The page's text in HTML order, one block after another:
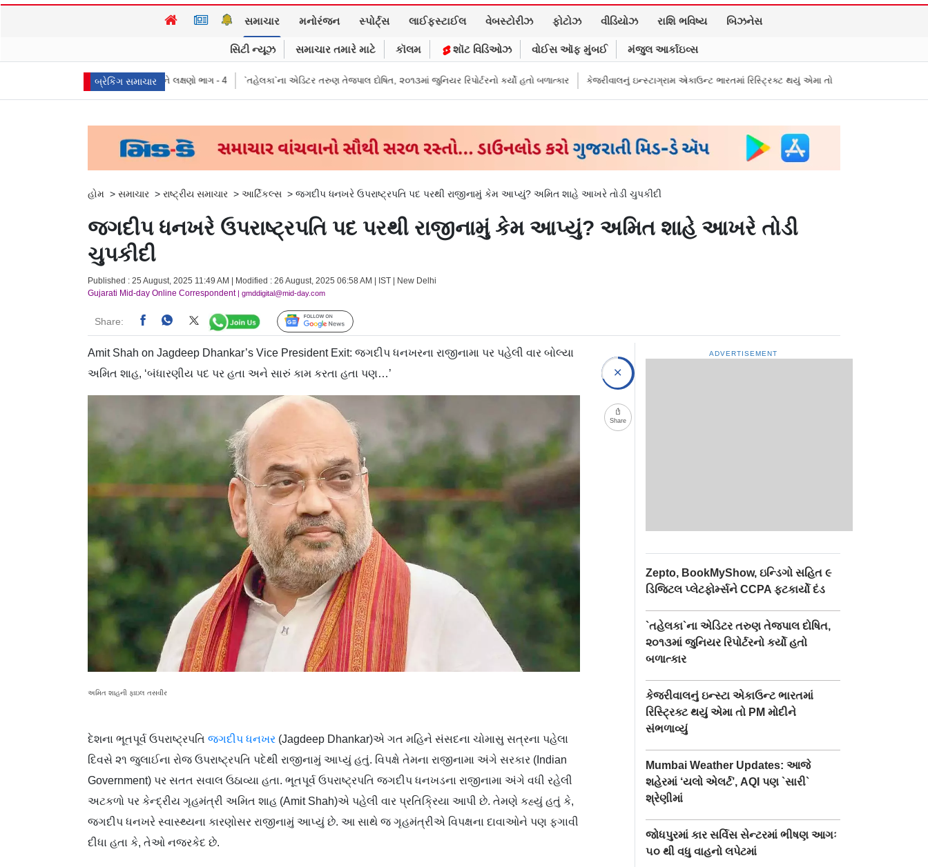
સમાચાર મનોરંજન સ્પોર્ટ્સ લાઈફસ્ટાઈલ વેબસ્ટોરીઝ ફોટોઝ વીડિયોઝ રાશિ ભવિષ્ય બિઝનેસ
સિટી ન્યૂઝ સમાચાર તમારે માટે કૉલમ શૉટ વિડિઓઝ વોઈસ ઑફ મુંબઈ મંજુલ આર્કાઇવ્સ
બ્રેકિંગ સમાચાર
પ્રતીકો, પ્રભાવ, અને લક્ષણો ભાગ - 4 `તહેલકા`ના એડિટર તરુણ તેજપાલ દોષિત, ૨૦૧૩માં જુનિયર રિપોર્ટરનો કર્યો હતો બળાત્કાર કેજરીવાલનું ઇન્સ્ટાગ્રામ એકાઉન્ટ ભારતમાં રિસ્ટ્રિક્ટ થયું એમા તો પીએમ મોદીને સંભળાવ્યું
હોમ > સમાચાર > રાષ્ટ્રીય સમાચાર > આર્ટિકલ્સ > જગદીપ ધનખરે ઉપરાષ્ટ્રપતિ પદ પરથી રાજીનામું કેમ આપ્યું? અમિત શાહે આખરે તોડી ચુપકીદી
જગદીપ ધનખરે ઉપરાષ્ટ્રપતિ પદ પરથી રાજીનામું કેમ આપ્યું? અમિત શાહે આખરે તોડી
ચુપકીદી
Published : 25 August, 2025 11:49 AM | Modified : 26 August, 2025 06:58 AM | IST | New Delhi
Gujarati Mid-day Online Correspondent| gmddigital@mid-day.com
Share: Follow Us
Amit Shah on Jagdeep Dhankar’s Vice President Exit: જગદીપ ધનખરના રાજીનામા પર પહેલી વાર બોલ્યા
અમિત શાહ, ‘બંધારણીય પદ પર હતા અને સારું કામ કરતા હતા પણ…’
અમિત શાહની ફાઇલ તસવીર
દેશના ભૂતપૂર્વ ઉપરાષ્ટ્રપતિ જગદીપ ધનખર (Jagdeep Dhankar)એ ગત મહિને સંસદના ચોમાસુ સત્રના પહેલા
દિવસે ૨૧ જુલાઈના રોજ ઉપરાષ્ટ્રપતિ પદેથી રાજીનામું આપ્યું હતું. વિપક્ષે તેમના રાજીનામા અંગે સરકાર (Indian
Government) પર સતત સવાલ ઉઠાવ્યા હતા. ભૂતપૂર્વ ઉપરાષ્ટ્રપતિ જગદીપ ધનખડના રાજીનામા અંગે વધી રહેલી
અટકળો પર કેન્દ્રીય ગૃહમંત્રી અમિત શાહ (Amit Shah)એ પહેલી વાર પ્રતિક્રિયા આપી છે. તેમણે કહ્યું હતું કે,
જગદીપ ધનખરે સ્વાસ્થ્યના કારણોસર રાજીનામું આપ્યું છે. આ સાથે જ ગૃહમંત્રીએ વિપક્ષના દાવાઓને પણ ફગાવી
દીધા હતા કે, તેઓ નજરકેદ છે.
Share
ADVERTISEMENT
Zepto, BookMyShow, ઇન્ડિગો સહિત ૯
ડિજિટલ પ્લેટફોર્મ્સને CCPA ફટકાર્યો દંડ
`તહેલકા`ના એડિટર તરુણ તેજપાલ દોષિત,
૨૦૧૩માં જુનિયર રિપોર્ટરનો કર્યો હતો
બળાત્કાર
કેજરીવાલનું ઇન્સ્ટા એકાઉન્ટ ભારતમાં
રિસ્ટ્રિક્ટ થયું એમા તો PM મોદીને
સંભળાવ્યું
Mumbai Weather Updates: આજે
શહેરમાં ‘યલો એલર્ટ’, AQI પણ `સારી`
શ્રેણીમાં
જોધપુરમાં કાર સર્વિસ સેન્ટરમાં ભીષણ આગઃ
૫૦ થી વધુ વાહનો લપેટમાં